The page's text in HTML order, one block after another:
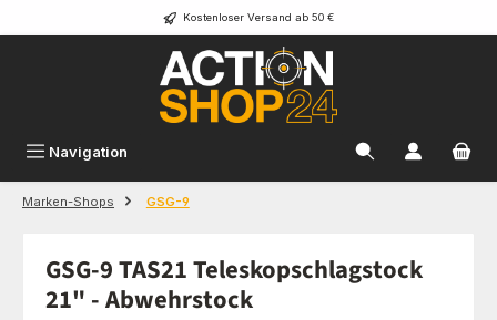
Zum Hauptinhalt springen Kostenloser Versand ab 50 €
Navigation
Marken-Shops GSG-9
GSG-9 TAS21 Teleskopschlagstock
21" - Abwehrstock